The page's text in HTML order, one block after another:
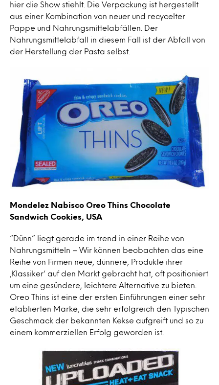
hier die Show stiehlt. Die Verpackung ist hergestellt
aus einer Kombination von neuer und recycelter
Pappe und Nahrungsmittelabfällen. Der
Nahrungsmittelabfall in diesem Fall ist der Abfall von
der Herstellung der Pasta selbst.
Mondelez Nabisco Oreo Thins Chocolate
Sandwich Cookies, USA
“Dünn” liegt gerade im trend in einer Reihe von
Nahrungsmitteln – Wir können beobachten das eine
Reihe von Firmen neue, dünnere, Produkte ihrer
‚Klassiker‘ auf den Markt gebracht hat, oft positioniert
um eine gesündere, leichtere Alternative zu bieten.
Oreo Thins ist eine der ersten Einführungen einer sehr
etablierten Marke, die sehr erfolgreich den Typischen
Geschmack der bekannten Kekse aufgreift und so zu
einem kommerziellen Erfolg geworden ist.